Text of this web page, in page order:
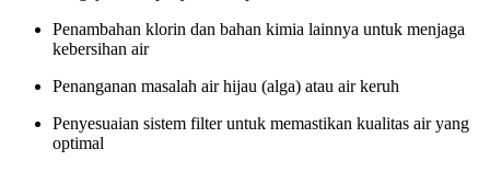
Penambahan klorin dan bahan kimia lainnya untuk menjaga
kebersihan air
Penanganan masalah air hijau (alga) atau air keruh
Penyesuaian sistem filter untuk memastikan kualitas air yang
optimal